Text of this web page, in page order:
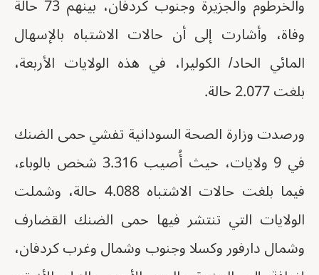
والخرطوم والجزيرة وجنوب كردفان، بينهم 73 حالة
وفاة، وأشارت إلى أن حالات الاشتباه بالإسهال
المائي الحاد/ الكوليرا، في هذه الولايات الأربعة،
بلغت 2.077 حالة.
ورصدت وزارة الصحة السودانية تفشي حمى الضنك
في 9 ولايات، حيث أُصيب 3.316 شخص بالوباء،
فيما بلغت حالات الاشتباه 4.088 حالة، وشملت
الولايات التي تنتشر فيها حمى الضنك القضارف
وشمال دارفور وكسلا وجنوب وشمال وغرب كردفان،